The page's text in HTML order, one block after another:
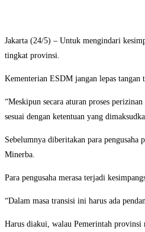
Jakarta (24/5) – Untuk mengindari
tingkat provinsi.
Kementerian ESDM jangan lepas tangan
“Meskipun secara aturan proses
sesuai dengan ketentuan yang
Sebelumnya diberitakan para pengusaha
Minerba.
Para pengusaha merasa terjadi
“Dalam masa transisi ini harus ada
Harus diakui, walau Pemerintah provinsi